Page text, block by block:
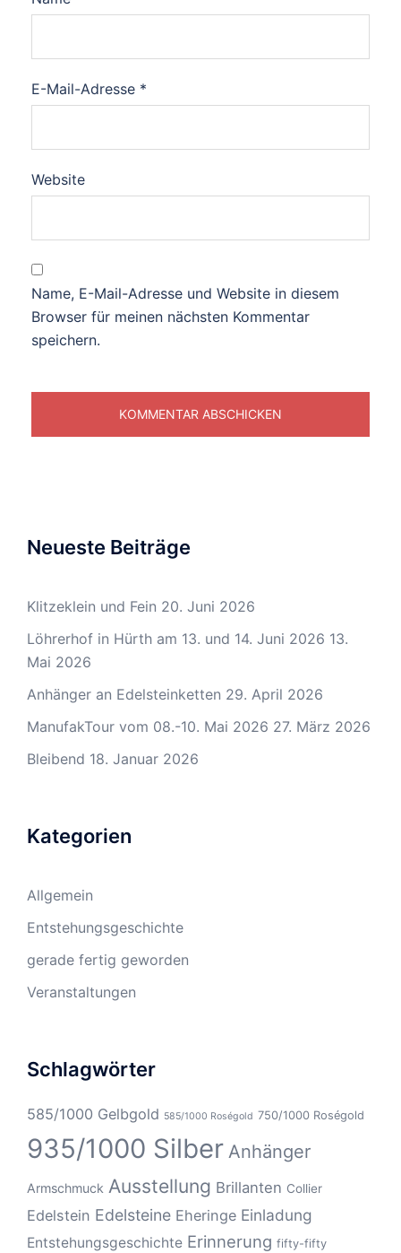
E-Mail-Adresse *
Website
Name, E-Mail-Adresse und Website in diesem
Browser für meinen nächsten Kommentar
speichern.
Neueste Beiträge
Klitzeklein und Fein 20. Juni 2026
Löhrerhof in Hürth am 13. und 14. Juni 2026 13.
Mai 2026
Anhänger an Edelsteinketten 29. April 2026
ManufakTour vom 08.-10. Mai 2026 27. März 2026
Bleibend 18. Januar 2026
Kategorien
Allgemein
Entstehungsgeschichte
gerade fertig geworden
Veranstaltungen
Schlagwörter
585/1000 Gelbgold 585/1000 Roségold 750/1000 Roségold
935/1000 Silber Anhänger
Armschmuck Ausstellung Brillanten Collier
Edelstein Edelsteine Eheringe Einladung
Entstehungsgeschichte Erinnerung fifty-fifty